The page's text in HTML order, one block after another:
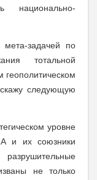
задачей по
тотальной
геополитическом
следующую
уровне
и их союзники
не только